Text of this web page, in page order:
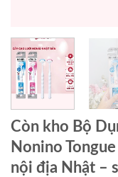
Còn kho Bộ
Nonino
nội địa Nhật –